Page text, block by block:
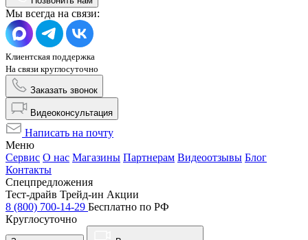
Мы всегда на связи:
Клиентская поддержка
На связи круглосуточно
Заказать звонок
Видеоконсультация
Написать на почту
Меню
Сервис О нас Магазины Партнерам Видеоотзывы Блог
Контакты
Спецпредложения
Тест-драйв Трейд-ин Акции
8 (800) 700-14-29 Бесплатно по РФ
Круглосуточно